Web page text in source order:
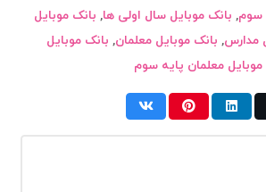
سوم, بانک موبایل سال اولی ها, بانک موبایل
مدارس, بانک موبایل معلمان, بانک موبایل
موبایل معلمان پایه سوم